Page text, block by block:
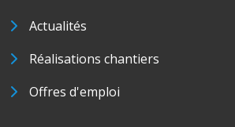
Actualités
Réalisations chantiers
Offres d'emploi